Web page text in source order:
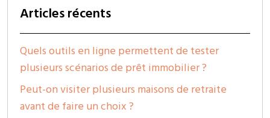
Articles récents
Quels outils en ligne permettent de tester
plusieurs scénarios de prêt immobilier ?
Peut-on visiter plusieurs maisons de retraite
avant de faire un choix ?